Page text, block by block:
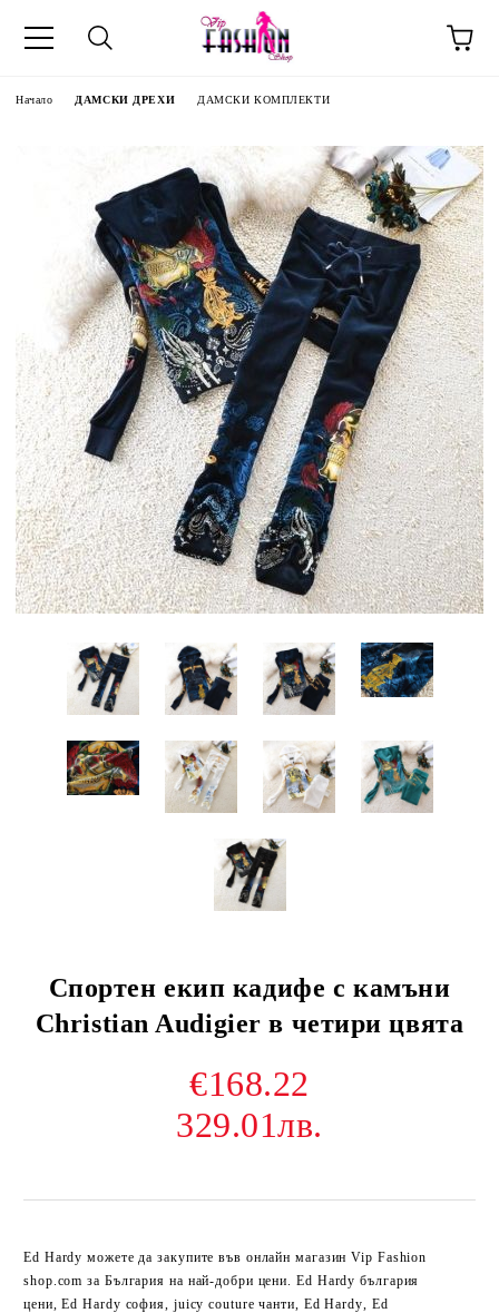
Начало ДАМСКИ ДРЕХИ ДАМСКИ КОМПЛЕКТИ
Спортен екип кадифе с камъни
Christian Audigier в четири цвята
€168.22
329.01лв.
Ed Hardy можете да закупите във онлайн магазин Vip Fashion
shop.com за България на най-добри цени. Ed Hardyбългария
цени,Ed Hardy софия, juicy couture чанти, Ed Hardy, Ed